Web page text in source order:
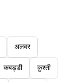
अलवर
कबड्डी कुश्ती